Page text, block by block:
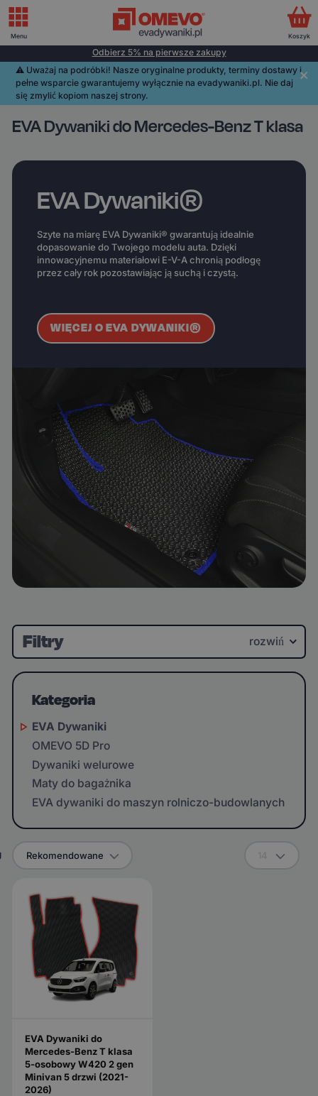
Odbierz 5% na pierwsze zakupy
⚠️️ Uważaj na podróbki! Nasze oryginalne produkty, terminy dostawy i
pełne wsparcie gwarantujemy wyłącznie na evadywaniki.pl. Nie daj
się zmylić kopiom naszej strony.
EVA Dywaniki do Mercedes-Benz T klasa
EVA Dywaniki®
Szyte na miarę EVA Dywaniki® gwarantują idealnie
dopasowanie do Twojego modelu auta. Dzięki
innowacyjnemu materiałowi E-V-A chronią podłogę
przez cały rok pozostawiając ją suchą i czystą.
WIĘCEJ O EVA DYWANIKI®
Filtry rozwiń
Kategoria
EVA Dywaniki
OMEVO 5D Pro
Dywaniki welurowe
Maty do bagażnika
EVA dywaniki do maszyn rolniczo-budowlanych
Rekomendowane
EVA Dywaniki do
Mercedes-Benz T klasa
5-osobowy W420 2 gen
Minivan 5 drzwi (2021-
2026)
Menu Koszyk